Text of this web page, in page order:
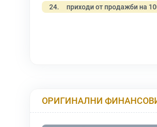
24. приходи от продажби на
ОРИГИНАЛНИ